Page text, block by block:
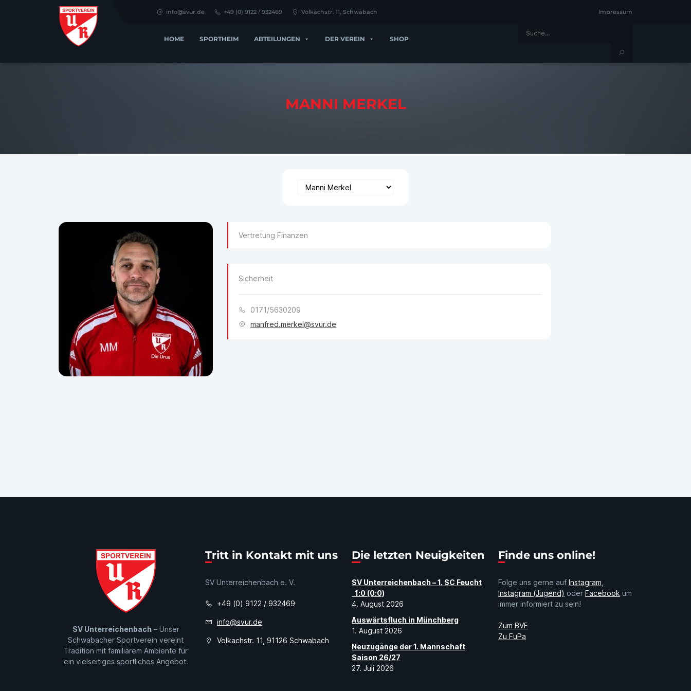
info@svur.de +49 (0) 9122 / 932469 Volkachstr. 11, Schwabach Impressum
HOME SPORTHEIM ABTEILUNGEN DER VEREIN SHOP
MANNI MERKEL
Vertretung Finanzen
Sicherheit
0171/5630209
manfred.merkel@svur.de
SV Unterreichenbach– Unser
Schwabacher Sportverein vereint
Tradition mit familiärem Ambiente für
ein vielseitiges sportliches Angebot.
Tritt in Kontakt mit uns
SV Unterreichenbach e. V.
+49 (0) 9122 / 932469
info@svur.de
Volkachstr. 11, 91126 Schwabach
Die letzten Neuigkeiten
SV Unterreichenbach – 1. SC Feucht
1:0 (0:0)
4. August 2026
Auswärtsfluch in Münchberg
1. August 2026
Neuzugänge der 1. Mannschaft
Saison 26/27
27. Juli 2026
Finde uns online!
Folge uns gerne auf Instagram
Instagram (Jugend) oder Facebook um
immer informiert zu sein!
Zum BVF
Zu FuPa